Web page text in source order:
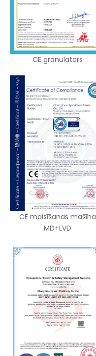
CE granulators
CE maisīšanas mašīna
MD+LVD